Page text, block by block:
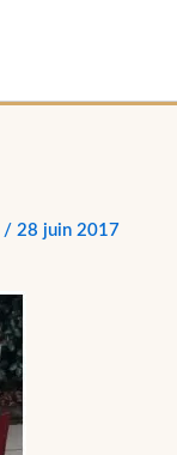
/28 juin 2017